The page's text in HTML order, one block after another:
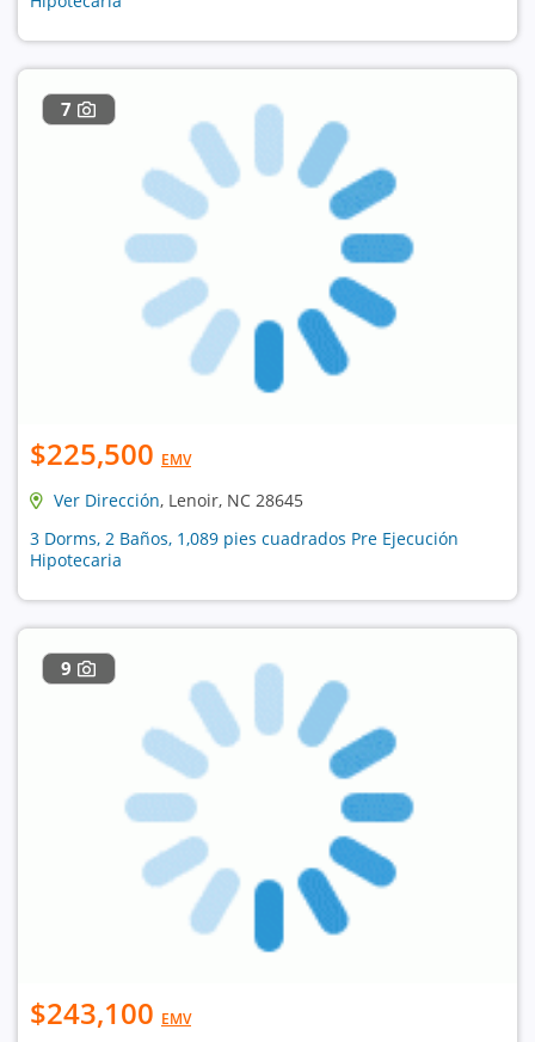
7
$225,500 EMV
Ver Dirección, Lenoir, NC 28645
3 Dorms, 2 Baños, 1,089 pies cuadrados Pre Ejecución
Hipotecaria
9
$243,100 EMV